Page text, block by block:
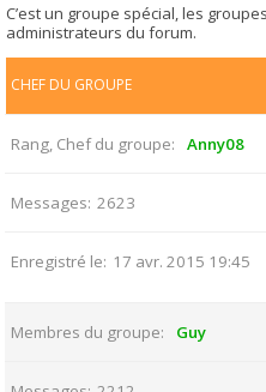
C’est un groupe spécial, les
administrateurs du forum.
CHEF DU GROUPE
Rang, Chef du groupe Anny08
Messages 2623
Enregistré le 17 avr. 2015 19:45
Membres du groupe Guy